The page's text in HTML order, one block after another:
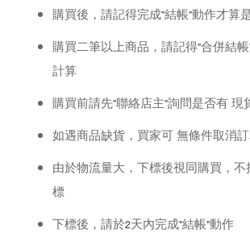
購買後，請記得完成"結帳"動作才算
購買二筆以上商品，請記得"合併結帳
計算
購買前請先"聯絡店主"詢問是否有 現
如遇商品缺貨，買家可 無條件取消
由於物流量大，下標後視同購買，
標
下標後，請於2天內完成"結帳"動作